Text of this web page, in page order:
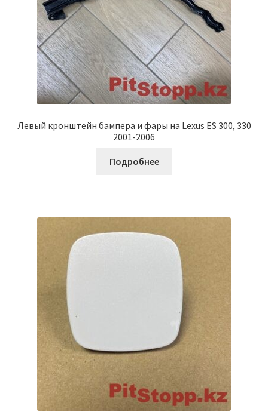
Левый кронштейн бампера и фары на Lexus ES 300, 330
2001-2006
Подробнее